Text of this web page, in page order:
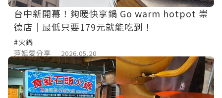
台中新開幕！夠暖快享鍋 Go warm hotpot 崇
德店｜最低只要179元就能吃到！
#火鍋
萍姐愛分享
2026.05.20